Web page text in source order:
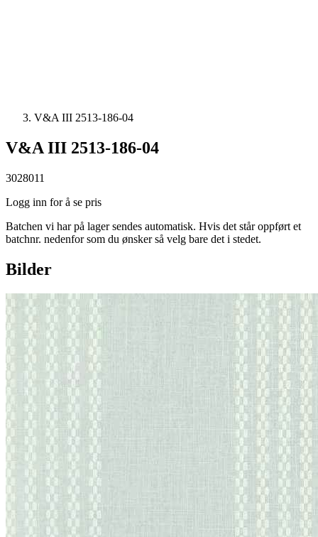
V&A III 2513-186-04
V&A III 2513-186-04
3028011
Logg inn for å se pris
Batchen vi har på lager sendes automatisk. Hvis det står oppført et
batchnr. nedenfor som du ønsker så velg bare det i stedet.
Bilder